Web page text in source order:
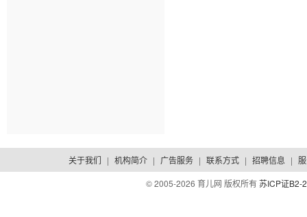
关于我们 | 机构简介 | 广告服务 | 联系方式 | 招聘信息 |
© 2005-2026 育儿网 版权所有苏ICP证B2-